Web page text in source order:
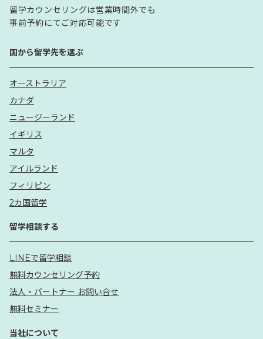
留学カウンセリングは営業時間外でも
事前予約にてご対応可能です
国から留学先を選ぶ
オーストラリア
カナダ
ニュージーランド
イギリス
マルタ
アイルランド
フィリピン
2カ国留学
留学相談する
LINEで留学相談
無料カウンセリング予約
法人・パートナー お問い合せ
無料セミナー
当社について